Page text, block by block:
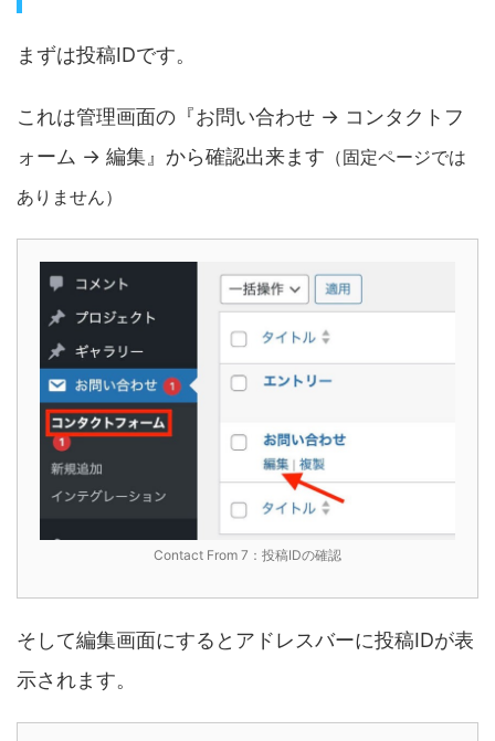
まずは投稿IDです。
これは管理画面の『お問い合わせ → コンタクトフ
ォーム → 編集』から確認出来ます （固定ページでは
ありません）
Contact From 7：投稿IDの確認
そして編集画面にするとアドレスバーに投稿IDが表
示されます。